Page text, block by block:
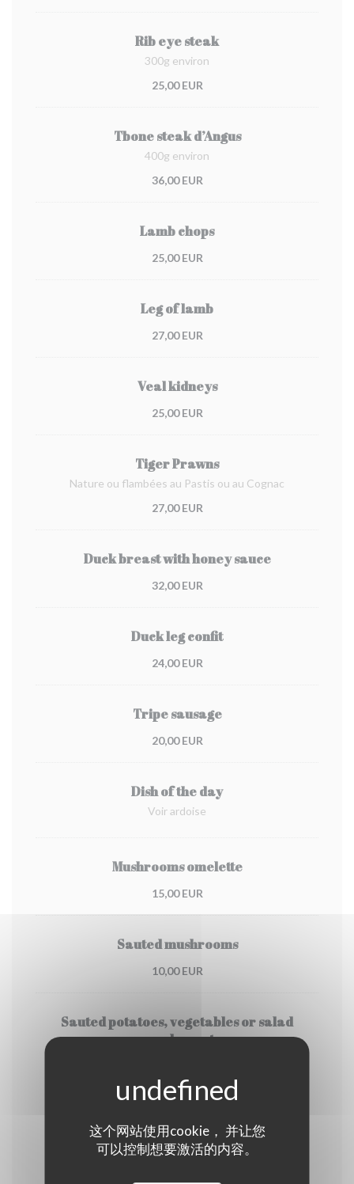
这个网站使用cookie， 并让您
可以控制想要激活的内容。
Rib eye steak
300g environ
25,00 EUR
Tbone steak d’Angus
400g environ
36,00 EUR
Lamb chops
25,00 EUR
Leg of lamb
27,00 EUR
Veal kidneys
25,00 EUR
Tiger Prawns
Nature ou flambées au Pastis ou au Cognac
27,00 EUR
Duck breast with honey sauce
32,00 EUR
Duck leg confit
24,00 EUR
Tripe sausage
20,00 EUR
Dish of the day
Voir ardoise
Mushrooms omelette
15,00 EUR
Sauted mushrooms
10,00 EUR
Sauted potatoes, vegetables or salad
supplement